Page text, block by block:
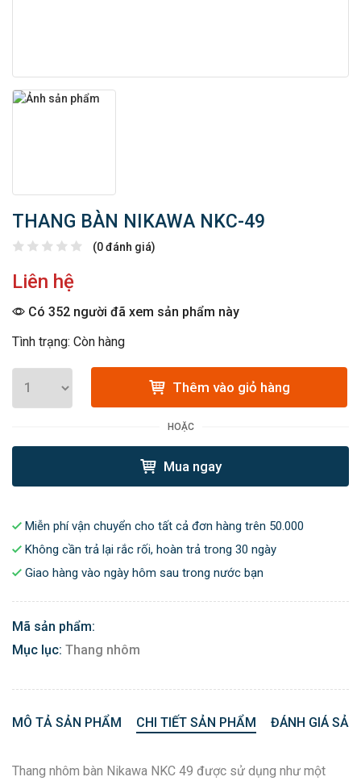
THANG BÀN NIKAWA NKC-49
(0 đánh giá)
Liên hệ
Có 352 người đã xem sản phẩm này
Tình trạng: Còn hàng
Thêm vào giỏ hàng
HOẶC
Mua ngay
Miễn phí vận chuyển cho tất cả đơn hàng trên 50.000
Không cần trả lại rắc rối, hoàn trả trong 30 ngày
Giao hàng vào ngày hôm sau trong nước bạn
Mã sản phẩm:
Mục lục: Thang nhôm
MÔ TẢ SẢN PHẨM CHI TIẾT SẢN PHẨM ĐÁNH GIÁ
Thang nhôm bàn Nikawa NKC 49 được sử dụng như một